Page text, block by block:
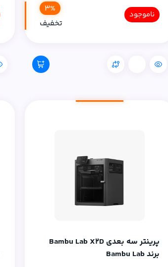
ناموجود
3%
تخفیف
پرینتر سه بعدی Bambu Lab X2D
برند Bambu Lab